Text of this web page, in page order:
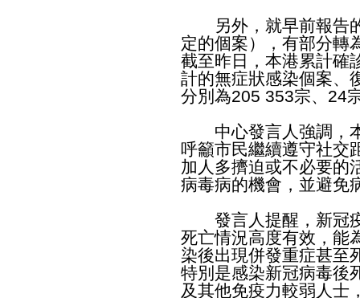
另外，就早前報告的
定的個案），有部分轉
截至昨日，本港累計確
計的無症狀感染個案、
分別為205 353宗、24
中心發言人強調，本
呼籲市民繼續遵守社交
加人多擠迫或不必要的
病毒病的機會，並避免
發言人提醒，新冠疫
死亡情況高度有效，能
染後出現併發重症甚至
特別是感染新冠病毒後
及其他免疫力較弱人士